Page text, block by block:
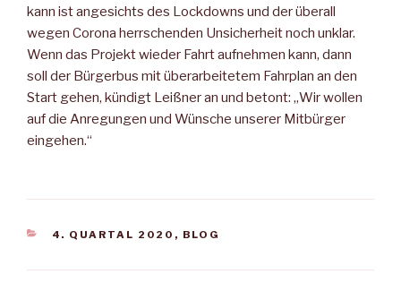
kann ist angesichts des Lockdowns und der überall
wegen Corona herrschenden Unsicherheit noch unklar.
Wenn das Projekt wieder Fahrt aufnehmen kann, dann
soll der Bürgerbus mit überarbeitetem Fahrplan an den
Start gehen, kündigt Leißner an und betont: „Wir wollen
auf die Anregungen und Wünsche unserer Mitbürger
eingehen.“
KATEGORIEN
4. QUARTAL 2020 , BLOG